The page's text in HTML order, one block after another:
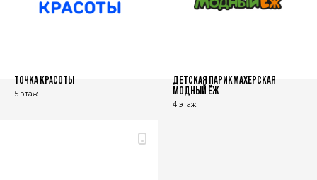
ТОЧКА КРАСОТЫ
5 этаж
ДЕТСКАЯ ПАРИКМАХЕРСКАЯ
МОДНЫЙ ЁЖ
4 этаж